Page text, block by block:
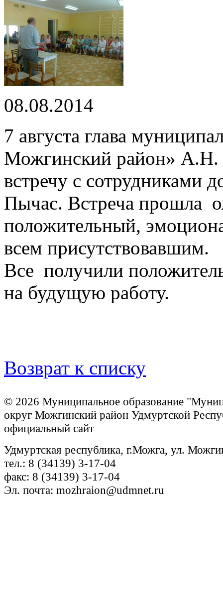
08.08.2014
7 августа глава
Можгинский район»
встречу с сотрудниками
Пычас. Встреча прошла
положительный,
всем присутствовавшим.
Все получили
на будущую работу.
Возврат к списку
© 2026 Муниципальное образование
округ Можгинский район Удмуртской
официальный сайт
Удмуртская республика, г.Можга, ул.
тел.: 8 (34139) 3-17-04
факс: 8 (34139) 3-17-04
Эл. почта: mozhraion@udmnet.ru